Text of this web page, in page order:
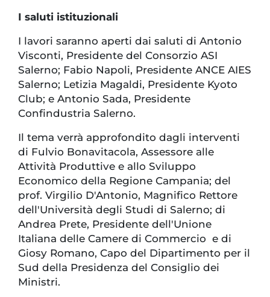
I saluti istituzionali
I lavori saranno aperti dai saluti di Antonio
Visconti, Presidente del Consorzio ASI
Salerno; Fabio Napoli, Presidente ANCE AIES
Salerno; Letizia Magaldi, Presidente Kyoto
Club; e Antonio Sada, Presidente
Confindustria Salerno.
Il tema verrà approfondito dagli interventi
di Fulvio Bonavitacola, Assessore alle
Attività Produttive e allo Sviluppo
Economico della Regione Campania; del
prof. Virgilio D'Antonio, Magnifico Rettore
dell'Università degli Studi di Salerno; di
Andrea Prete, Presidente dell'Unione
Italiana delle Camere di Commercio e di
Giosy Romano, Capo del Dipartimento per il
Sud della Presidenza del Consiglio dei
Ministri.